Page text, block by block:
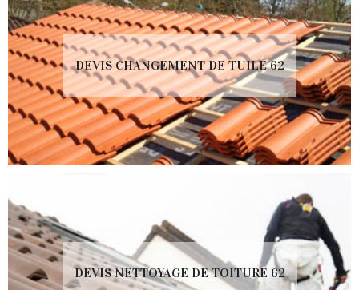
DEVIS CHANGEMENT DE TUILE 62
DEVIS NETTOYAGE DE TOITURE 62